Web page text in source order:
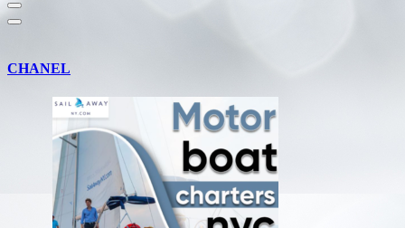
CHANEL